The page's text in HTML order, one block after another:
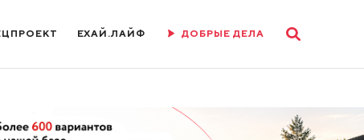
ЕХАЙ.ЛАЙФ ДОБРЫЕ ДЕЛА